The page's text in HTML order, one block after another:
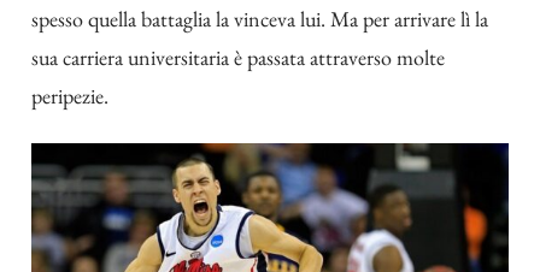
spesso quella battaglia la vinceva lui. Ma per arrivare lì la
sua carriera universitaria è passata attraverso molte
peripezie.